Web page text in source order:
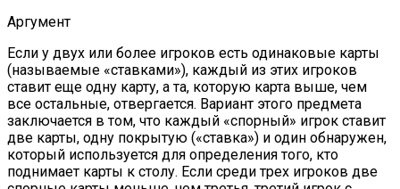
Аргумент
Если у двух или более игроков есть одинаковые карты
(называемые «ставками»), каждый из этих игроков
ставит еще одну карту, а та, которую карта выше, чем
все остальные, отвергается. Вариант этого предмета
заключается в том, что каждый «спорный» игрок ставит
две карты, одну покрытую («ставка») и один обнаружен,
который используется для определения того, кто
поднимает карты к столу. Если среди трех игроков две